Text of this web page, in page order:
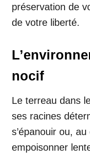
préservation de
de votre liberté.
nocif
Le terreau dans
ses racines
s’épanouir ou,
empoisonner